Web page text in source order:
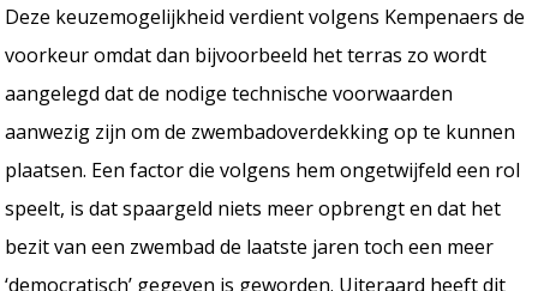
Deze keuzemogelijkheid verdient volgens Kempenaers de
voorkeur omdat dan bijvoorbeeld het terras zo wordt
aangelegd dat de nodige technische voorwaarden
aanwezig zijn om de zwembadoverdekking op te kunnen
plaatsen. Een factor die volgens hem ongetwijfeld een rol
speelt, is dat spaargeld niets meer opbrengt en dat het
bezit van een zwembad de laatste jaren toch een meer
‘democratisch’ gegeven is geworden. Uiteraard heeft dit